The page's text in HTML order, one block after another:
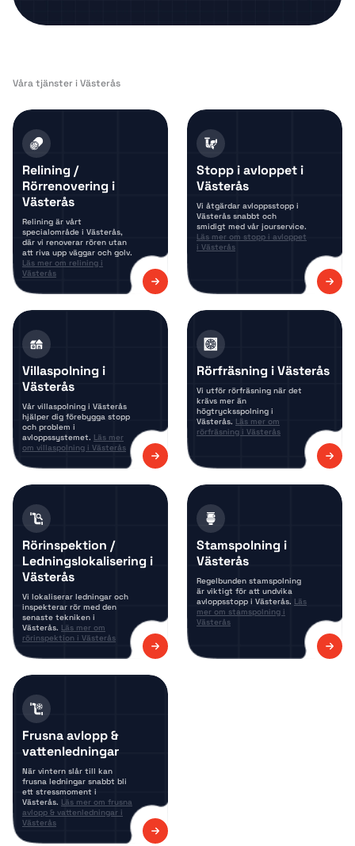
Våra tjänster i Västerås
Relining /
Rörrenovering i
Västerås
Relining är vårt
specialområde i Västerås,
där vi renoverar rören utan
att riva upp väggar och golv.
Läs mer om relining i
Västerås
Stopp i avloppet i
Västerås
Vi åtgärdar avloppsstopp i
Västerås snabbt och
smidigt med vår jourservice.
Läs mer om stopp i avloppet
i Västerås
Villaspolning i
Västerås
Vår villaspolning i Västerås
hjälper dig förebygga stopp
och problem i
avloppssystemet. Läs mer
om villaspolning i Västerås
Rörfräsning i Västerås
Vi utför rörfräsning när det
krävs mer än
högtrycksspolning i
Västerås. Läs mer om
rörfräsning i Västerås
Rörinspektion /
Ledningslokalisering i
Västerås
Vi lokaliserar ledningar och
inspekterar rör med den
senaste tekniken i
Västerås. Läs mer om
rörinspektion i Västerås
Stamspolning i
Västerås
Regelbunden stamspolning
är viktigt för att undvika
avloppsstopp i Västerås. Läs
mer om stamspolning i
Västerås
Frusna avlopp &
vattenledningar
När vintern slår till kan
frusna ledningar snabbt bli
ett stressmoment i
Västerås. Läs mer om frusna
avlopp & vattenledningar i
Västerås